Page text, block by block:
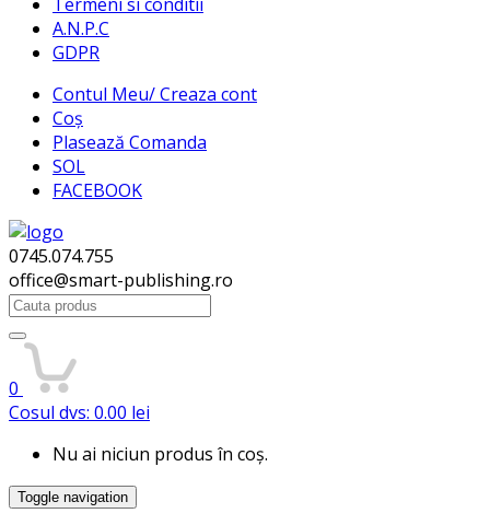
A.N.P.C
GDPR
Contul Meu/ Creaza cont
Coș
Plasează Comanda
SOL
FACEBOOK
0745.074.755
office@smart-publishing.ro
Search
for:
0
Cosul dvs: 0.00 lei
Nu ai niciun produs în coș.
Toggle navigation